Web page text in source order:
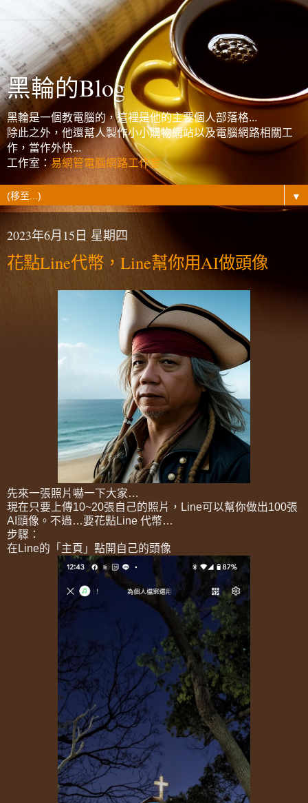
黑輪的Blog
黑輪是一個教電腦的，這裡是他的主要個人部落格...
除此之外，他還幫人製作小小購物網站以及電腦網路相關工
作，當作外快...
工作室： 易網管電腦網路工作室
▼
2023年6月15日 星期四
花點Line代幣，Line幫你用AI做頭像
先來一張照片嚇一下大家…
現在只要上傳10~20張自己的照片，Line可以幫你做出100張
AI頭像。不過…要花點Line 代幣…
步驟：
在Line的「主頁」點開自己的頭像